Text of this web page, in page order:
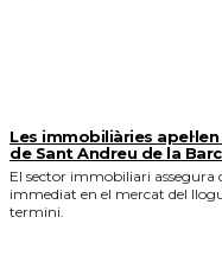
Les immobiliàries
de Sant Andreu de la
El sector immobiliari
immediat en el mercat del
termini.